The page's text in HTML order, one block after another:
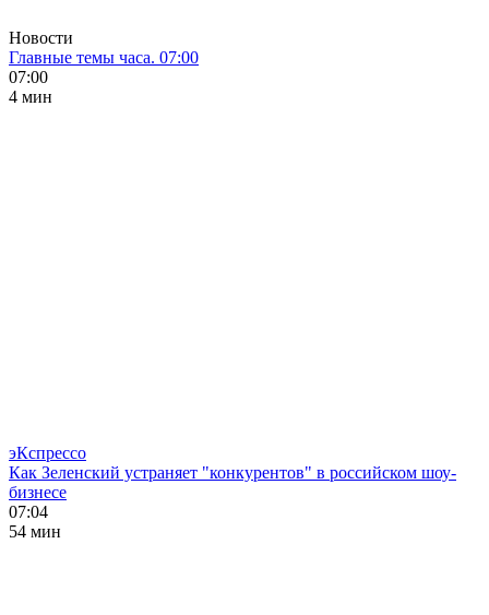
Новости
Главные темы часа. 07:00
07:00
4 мин
эКспрессо
Как Зеленский устраняет "конкурентов" в российском шоу-
бизнесе
07:04
54 мин